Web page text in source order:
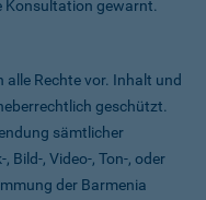
Konsultation gewarnt.
alle Rechte vor. Inhalt und
geschützt.
sämtlicher
Bild-, Video-, Ton-, oder
der Barmenia